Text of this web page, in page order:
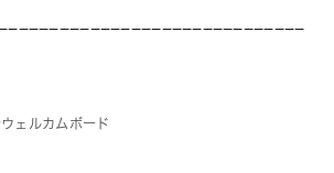
ウェルカムボード